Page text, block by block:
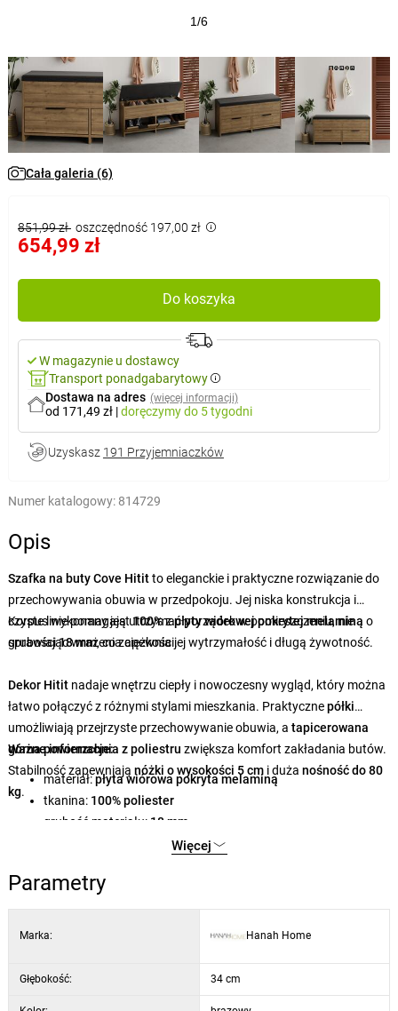
1/6
Cała galeria (6)
851,99 zł oszczędność 197,00 zł
654,99 zł
Do koszyka
W magazynie u dostawcy
Transport ponadgabarytowy
Dostawa na adres (więcej informacji)
od 171,49 zł |doręczymydo 5 tygodni
Uzyskasz 191 Przyjemniaczków
Numer katalogowy: 814729
Opis
Szafka na buty Cove Hititto eleganckie i praktyczne rozwiązanie do
przechowywania obuwia w przedpokoju. Jej niska konstrukcja i
czyste linie pomagają utrzymać porządek w pomieszczeniu, nie
sprawiając wrażenia ciężkości.
Korpus wykonany jest100%zpłyty wiórowej pokrytej melaminą o
grubości18 mm, co zapewnia jej wytrzymałość i długą żywotność.
Dekor Hititnadaje wnętrzu ciepły i nowoczesny wygląd, który można
łatwo połączyć z różnymi stylami mieszkania. Praktycznepółki
umożliwiają przejrzyste przechowywanie obuwia, a tapicerowana
górna powierzchnia z poliestru zwiększa komfort zakładania butów.
Stabilność zapewniają nóżki o wysokości 5 cmi duża nośność do 80
kg.
Ważne informacje:
materiał:płyta wiórowa pokryta melaminą
tkanina: 100% poliester
grubość materiału: 18 mm
106 × 34 × 50 cm
nośność:80 kg
przestrzeń do przechowywania:półka wewnętrzna
Więcej
Parametry
Marka: Hanah Home
Głębokość: 34 cm